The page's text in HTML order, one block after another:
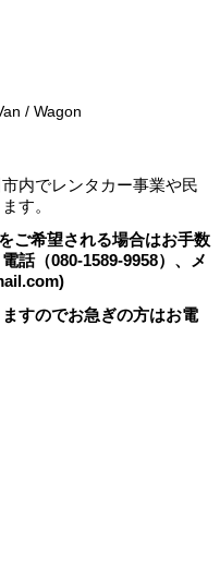
/ Wagon
内でレンタカー事業や民
す。
ご希望される場合はお手数
話（080-1589-9958）、メ
すのでお急ぎの方はお電